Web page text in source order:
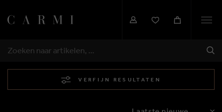
ZOEKEN
VERFIJN RESULTATEN
SORTEREN